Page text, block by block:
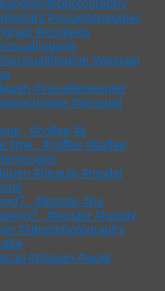
. #coffee #k
. #fenster #ha